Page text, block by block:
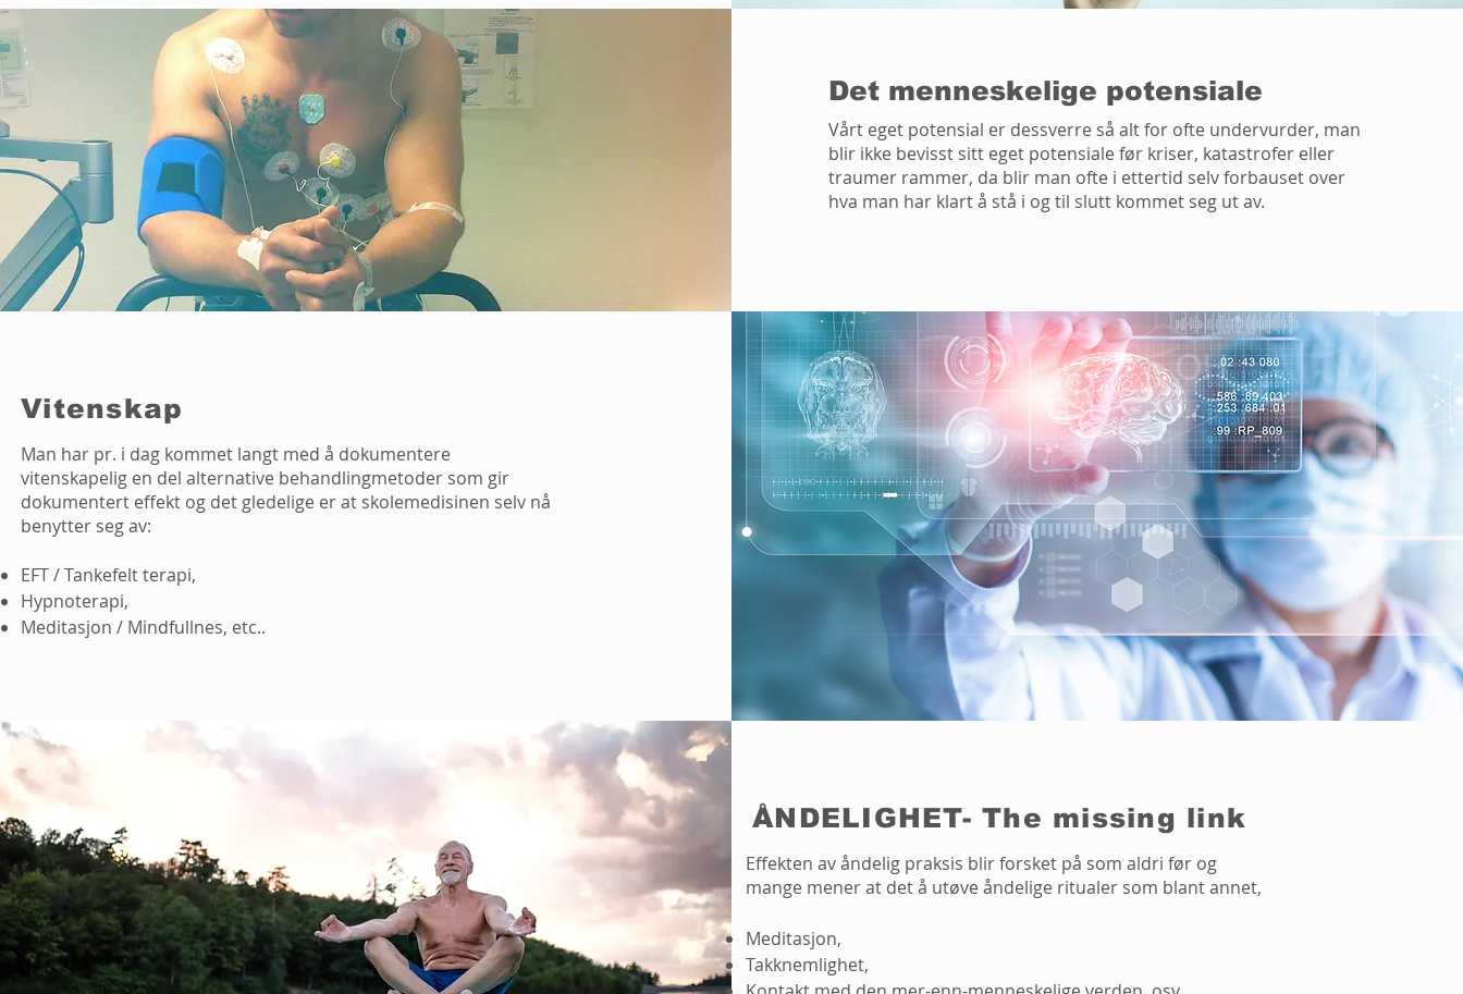
Det menneskelige potensiale
Vårt eget potensial er dessverre så alt for ofte undervurder, man
blir ikke bevisst sitt eget potensiale før kriser, katastrofer eller
traumer rammer, da blir man ofte i ettertid selv forbauset over
hva man har klart å stå i og til slutt kommet seg ut av.
Vitenskap
Man har pr. i dag kommet langt med å dokumentere
vitenskapelig en del alternative behandlingmetoder som gir
dokumentert effekt og det gledelige er at skolemedisinen selv nå
benytter seg av:
EFT / Tankefelt terapi,
Hypnoterapi,
Meditasjon / Mindfullnes, etc..
ÅNDELIGHET- The missing link
Effekten av åndelig praksis blir forsket på som aldri før og
mange mener at det å utøve åndelige ritualer som blant annet,
Meditasjon,
Takknemlighet,